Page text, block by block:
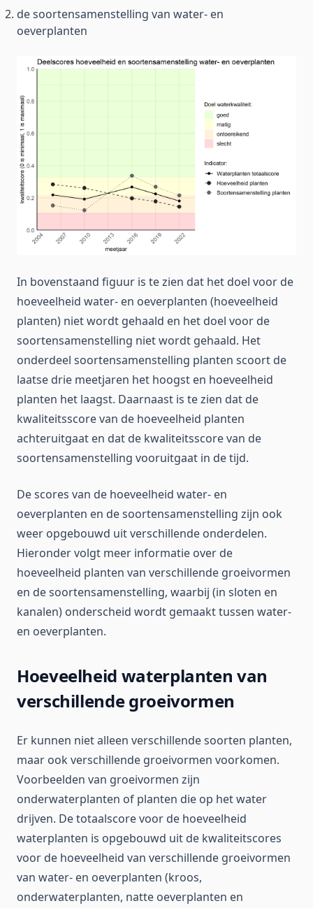
de soortensamenstelling van water- en
oeverplanten
In bovenstaand figuur is te zien dat het doel voor de
hoeveelheid water- en oeverplanten (hoeveelheid
planten) niet wordt gehaald en het doel voor de
soortensamenstelling niet wordt gehaald. Het
onderdeel soortensamenstelling planten scoort de
laatse drie meetjaren het hoogst en hoeveelheid
planten het laagst. Daarnaast is te zien dat de
kwaliteitsscore van de hoeveelheid planten
achteruitgaat en dat de kwaliteitsscore van de
soortensamenstelling vooruitgaat in de tijd.
De scores van de hoeveelheid water- en
oeverplanten en de soortensamenstelling zijn ook
weer opgebouwd uit verschillende onderdelen.
Hieronder volgt meer informatie over de
hoeveelheid planten van verschillende groeivormen
en de soortensamenstelling, waarbij (in sloten en
kanalen) onderscheid wordt gemaakt tussen water-
en oeverplanten.
Hoeveelheid waterplanten van
verschillende groeivormen
Er kunnen niet alleen verschillende soorten planten,
maar ook verschillende groeivormen voorkomen.
Voorbeelden van groeivormen zijn
onderwaterplanten of planten die op het water
drijven. De totaalscore voor de hoeveelheid
waterplanten is opgebouwd uit de kwaliteitscores
voor de hoeveelheid van verschillende groeivormen
van water- en oeverplanten (kroos,
onderwaterplanten, natte oeverplanten en